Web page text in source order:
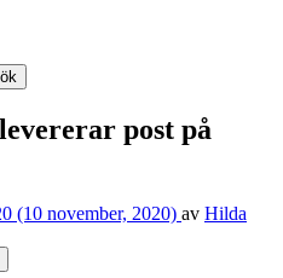
post på
(10 november, 2020) av Hilda